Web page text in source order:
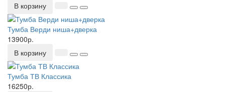
В корзину
Тумба Верди ниша+дверка
13900р.
В корзину
Тумба ТВ Классика
16250р.